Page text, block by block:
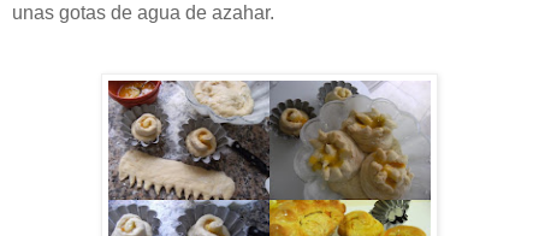
unas gotas de agua de azahar.